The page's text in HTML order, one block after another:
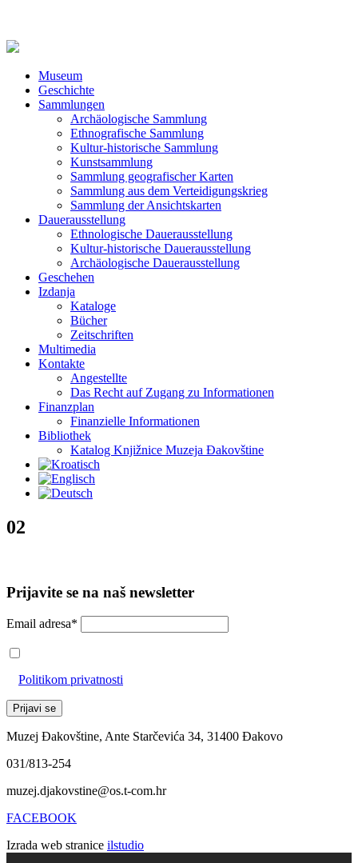
Museum
Geschichte
Sammlungen
Archäologische Sammlung
Ethnografische Sammlung
Kultur-historische Sammlung
Kunstsammlung
Sammlung geografischer Karten
Sammlung aus dem Verteidigungskrieg
Sammlung der Ansichtskarten
Dauerausstellung
Ethnologische Dauerausstellung
Kultur-historische Dauerausstellung
Archäologische Dauerausstellung
Geschehen
Izdanja
Kataloge
Bücher
Zeitschriften
Multimedia
Kontakte
Angestellte
Das Recht auf Zugang zu Informationen
Finanzplan
Finanzielle Informationen
Bibliothek
Katalog Knjižnice Muzeja Đakovštine
02
Prijavite se na naš newsletter
Email adresa*
Politikom privatnosti
Muzej Đakovštine, Ante Starčevića 34, 31400 Đakovo
031/813-254
muzej.djakovstine@os.t-com.hr
FACEBOOK
Izrada web stranice ilstudio